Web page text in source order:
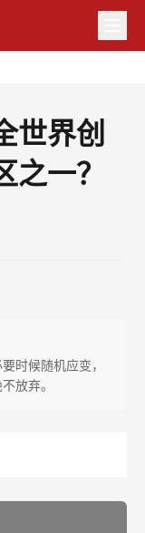
世界创
一？
时候随机应变，
放弃。